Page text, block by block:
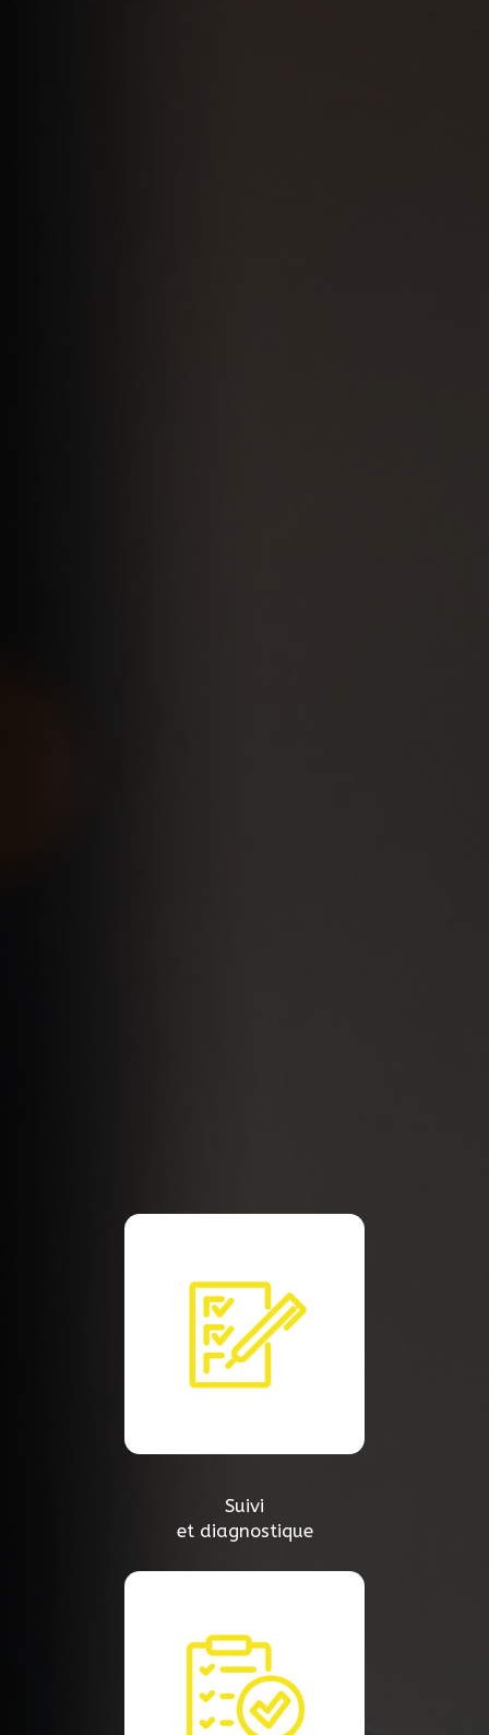
Suivi
et diagnostique